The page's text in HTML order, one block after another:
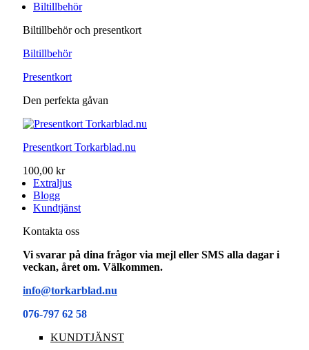
Biltillbehör
Biltillbehör och presentkort
Biltillbehör
Presentkort
Den perfekta gåvan
Presentkort Torkarblad.nu
100,00 kr
Extraljus
Blogg
Kundtjänst
Kontakta oss
Vi svarar på dina frågor via mejl eller SMS alla dagar i
veckan, året om. Välkommen.
info@torkarblad.nu
076-797 62 58
KUNDTJÄNST